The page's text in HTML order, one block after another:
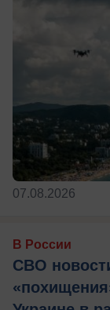
07.08.2026
В России
СВО